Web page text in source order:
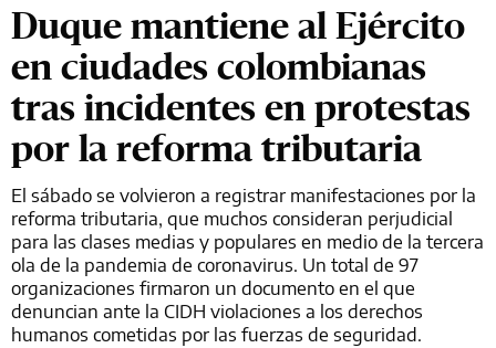
Duque mantiene al Ejército
en ciudades colombianas
tras incidentes en protestas
por la reforma tributaria
El sábado se volvieron a registrar manifestaciones por la
reforma tributaria, que muchos consideran perjudicial
para las clases medias y populares en medio de la tercera
ola de la pandemia de coronavirus. Un total de 97
organizaciones firmaron un documento en el que
denuncian ante la CIDH violaciones a los derechos
humanos cometidas por las fuerzas de seguridad.